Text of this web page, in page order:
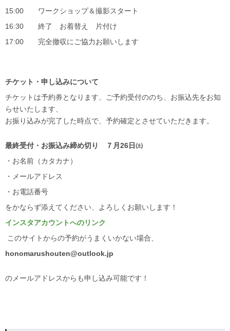
15:00 ワークショップ＆撮影スタート
16:30 終了 お着替え 片付け
17:00 完全撤収にご協力お願いします
チケット・申し込みについて
チケットは予約券となります、ご予約受付ののち、お振込先をお知
らせいたします、
お振り込みが完了した時点で、予約確定とさせていただきます。
最終受付・お振込み締め切り ７月26日㈯
・お名前（カタカナ）
・メールアドレス
・お電話番号
をかならず添えてください、よろしくお願いします！
インスタアカウントへのリンク
このサイトからの予約がうまくいかない場合、
honomarushouten@outlook.jp
のメールアドレスからも申し込み可能です！